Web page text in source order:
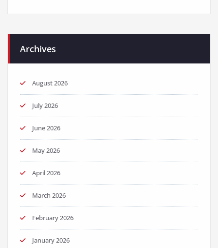
Archives
August 2026
July 2026
June 2026
May 2026
April 2026
March 2026
February 2026
January 2026